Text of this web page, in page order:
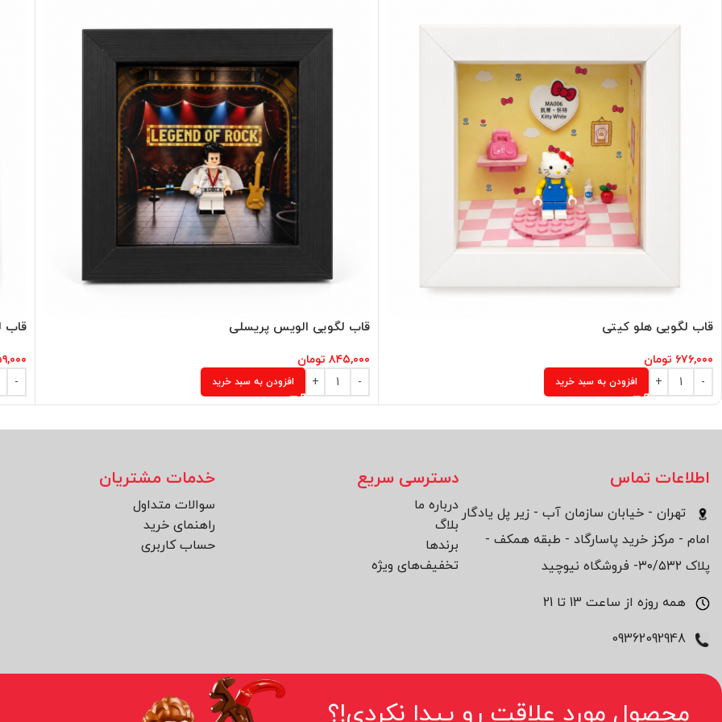
قاب لگویی هلو کیتی
۶۷۶,۰۰۰ تومان
افزودن به سبد خرید
قاب لگویی الویس پریسلی
۸۴۵,۰۰۰ تومان
افزودن به سبد خرید
قاب
اطلاعات تماس
تهران - خیابان سازمان آب - زیر پل یادگار
امام - مرکز خرید پاسارگاد - طبقه همکف -
پلاک ۳۰/۵۳۲- فروشگاه نیوچید
همه روزه از ساعت 13 تا 21
دسترسی سریع
درباره ما
بلاگ
برند‌ها
تخفیف‌های ویژه
خدمات مشتریان
سوالات متداول
راهنمای خرید
حساب کاربری
محصول مورد علاقت رو پیدا نکردی!؟